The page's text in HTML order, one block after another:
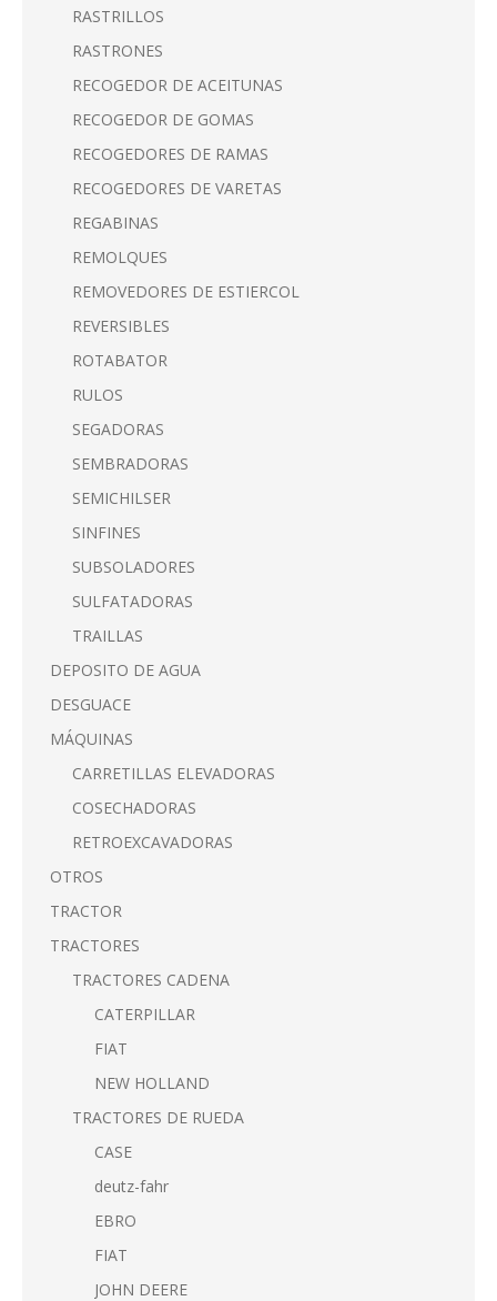
RASTRILLOS
RASTRONES
RECOGEDOR DE ACEITUNAS
RECOGEDOR DE GOMAS
RECOGEDORES DE RAMAS
RECOGEDORES DE VARETAS
REGABINAS
REMOLQUES
REMOVEDORES DE ESTIERCOL
REVERSIBLES
ROTABATOR
RULOS
SEGADORAS
SEMBRADORAS
SEMICHILSER
SINFINES
SUBSOLADORES
SULFATADORAS
TRAILLAS
DEPOSITO DE AGUA
DESGUACE
MÁQUINAS
CARRETILLAS ELEVADORAS
COSECHADORAS
RETROEXCAVADORAS
OTROS
TRACTOR
TRACTORES
TRACTORES CADENA
CATERPILLAR
FIAT
NEW HOLLAND
TRACTORES DE RUEDA
CASE
deutz-fahr
EBRO
FIAT
JOHN DEERE